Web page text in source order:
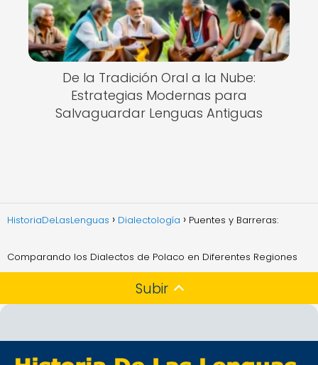
De la Tradición Oral a la Nube:
Estrategias Modernas para
Salvaguardar Lenguas Antiguas
HistoriaDeLasLenguas Dialectología Puentes y Barreras:
Comparando los Dialectos de Polaco en Diferentes Regiones
Subir